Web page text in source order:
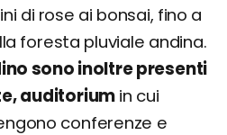
di rose ai bonsai, fino a
foresta pluviale andina.
sono inoltre presenti
auditorium in cui
conferenze e